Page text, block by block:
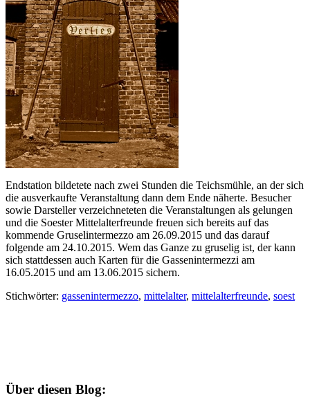
Endstation bildetete nach zwei Stunden die Teichsmühle, an der sich
die ausverkaufte Veranstaltung dann dem Ende näherte. Besucher
sowie Darsteller verzeichneteten die Veranstaltungen als gelungen
und die Soester Mittelalterfreunde freuen sich bereits auf das
kommende Gruselintermezzo am 26.09.2015 und das darauf
folgende am 24.10.2015. Wem das Ganze zu gruselig ist, der kann
sich stattdessen auch Karten für die Gassenintermezzi am
16.05.2015 und am 13.06.2015 sichern.
Stichwörter: gassenintermezzo, mittelalter, mittelalterfreunde, soest
Über diesen Blog: